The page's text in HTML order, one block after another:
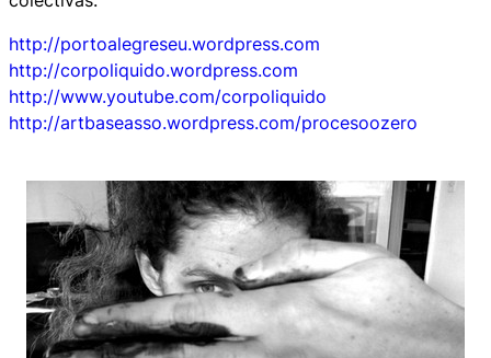
http://portoalegreseu.wordpress.com
http://corpoliquido.wordpress.com
http://www.youtube.com/corpoliquido
http://artbaseasso.wordpress.com/procesoozero